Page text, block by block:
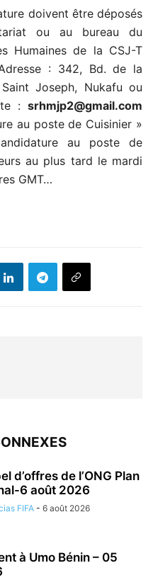
doivent être déposés
ou au bureau du
Humaines de la CSJ-T
: 342, Bd. de la
Joseph, Nukafu ou
: srhmjp2@gmail.com
au poste de Cuisinier »
au poste de
au plus tard le mardi
GMT…
d’offres de l’ONG Plan
6 août 2026
FIFA - 6 août 2026
à Umo Bénin – 05